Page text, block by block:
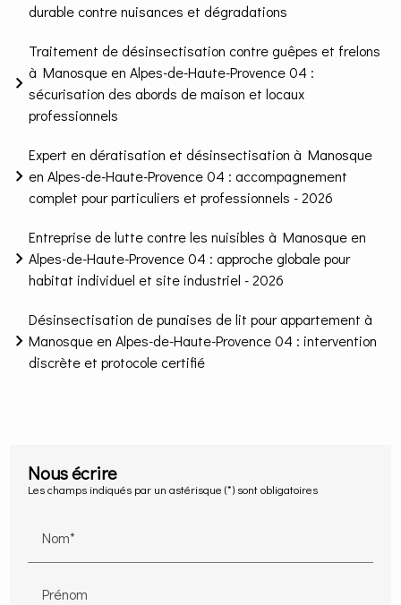
durable contre nuisances et dégradations
Traitement de désinsectisation contre guêpes et frelons
à Manosque en Alpes-de-Haute-Provence 04 :
sécurisation des abords de maison et locaux
professionnels
Expert en dératisation et désinsectisation à Manosque
en Alpes-de-Haute-Provence 04 : accompagnement
complet pour particuliers et professionnels - 2026
Entreprise de lutte contre les nuisibles à Manosque en
Alpes-de-Haute-Provence 04 : approche globale pour
habitat individuel et site industriel - 2026
Désinsectisation de punaises de lit pour appartement à
Manosque en Alpes-de-Haute-Provence 04 : intervention
discrète et protocole certifié
Nous écrire
Les champs indiqués par un astérisque (*) sont obligatoires
Nom*
Prénom